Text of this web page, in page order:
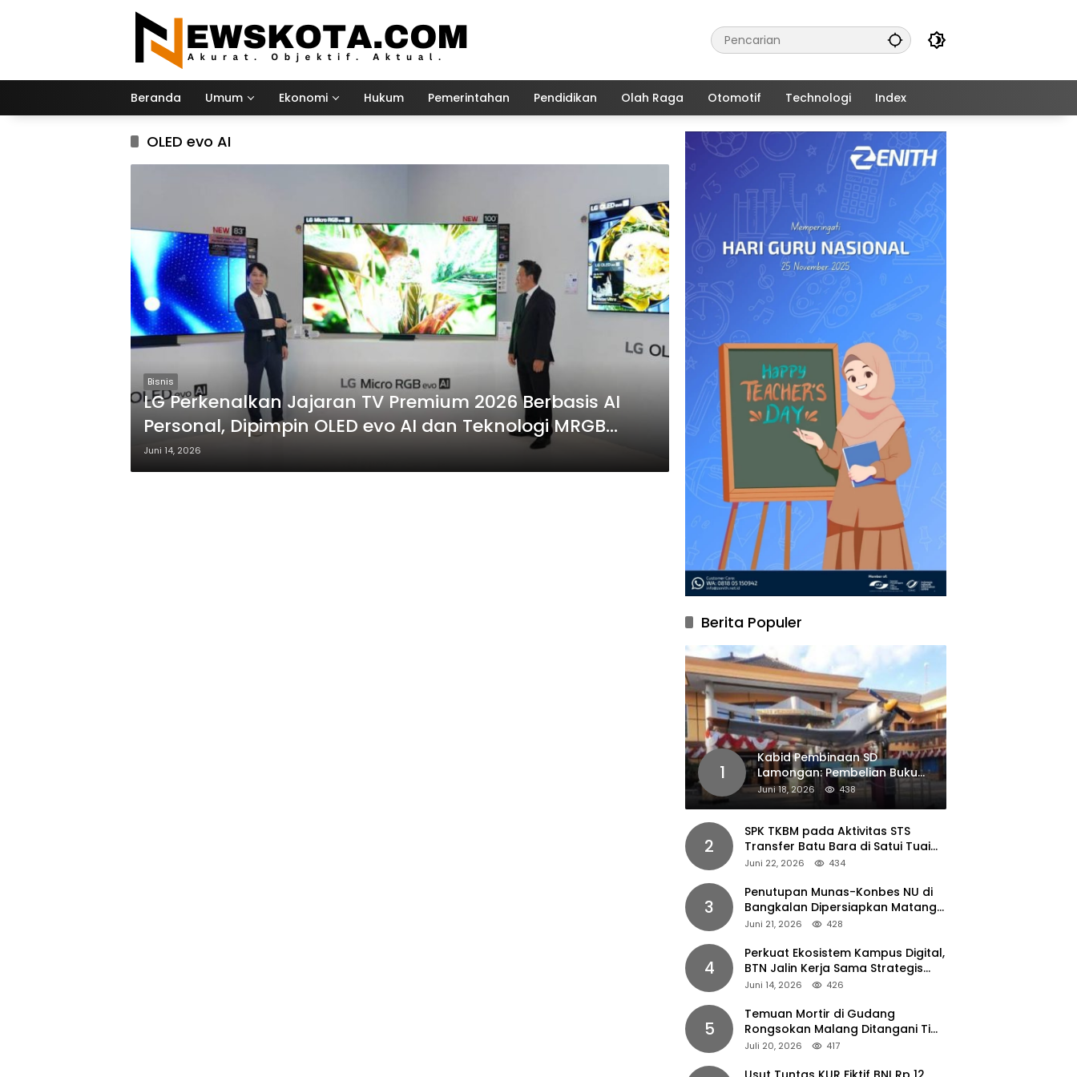
Beranda Umum Ekonomi Hukum Pemerintahan Pendidikan Olah Raga Otomotif Technologi Index
OLED evo AI
Bisnis
LG Perkenalkan Jajaran TV Premium 2026 Berbasis AI
Personal, Dipimpin OLED evo AI dan Teknologi MRGB
Terbaru
Juni 14, 2026
Berita Populer
1
Kabid Pembinaan SD
Lamongan: Pembelian Buku
Pendamping Tidak Boleh
Dipaksakan
Juni 18, 2026 438
2
SPK TKBM pada Aktivitas STS
Transfer Batu Bara di Satui Tuai
Sorotan
Juni 22, 2026 434
3
Penutupan Munas-Konbes NU di
Bangkalan Dipersiapkan Matang,
Gus Ipul Turun Tangan
Juni 21, 2026 428
4
Perkuat Ekosistem Kampus Digital,
BTN Jalin Kerja Sama Strategis
dengan UNAIR
Juni 14, 2026 426
5
Temuan Mortir di Gudang
Rongsokan Malang Ditangani Tim
Gegana Polda Jatim
Juli 20, 2026 417